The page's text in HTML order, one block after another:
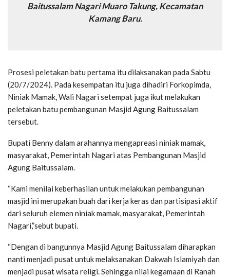
Baitussalam Nagari Muaro Takung, Kecamatan
Kamang Baru.
Prosesi peletakan batu pertama itu dilaksanakan pada Sabtu
(20/7/2024). Pada kesempatan itu juga dihadiri Forkopimda,
Niniak Mamak, Wali Nagari setempat juga ikut melakukan
peletakan batu pembangunan Masjid Agung Baitussalam
tersebut.
Bupati Benny dalam arahannya mengapreasi niniak mamak,
masyarakat, Pemerintah Nagari atas Pembangunan Masjid
Agung Baitussalam.
“Kami menilai keberhasilan untuk melakukan pembangunan
masjid ini merupakan buah dari kerja keras dan partisipasi aktif
dari seluruh elemen niniak mamak, masyarakat, Pemerintah
Nagari,”sebut bupati.
“Dengan di bangunnya Masjid Agung Baitussalam diharapkan
nanti menjadi pusat untuk melaksanakan Dakwah Islamiyah dan
menjadi pusat wisata religi. Sehingga nilai kegamaan di Ranah